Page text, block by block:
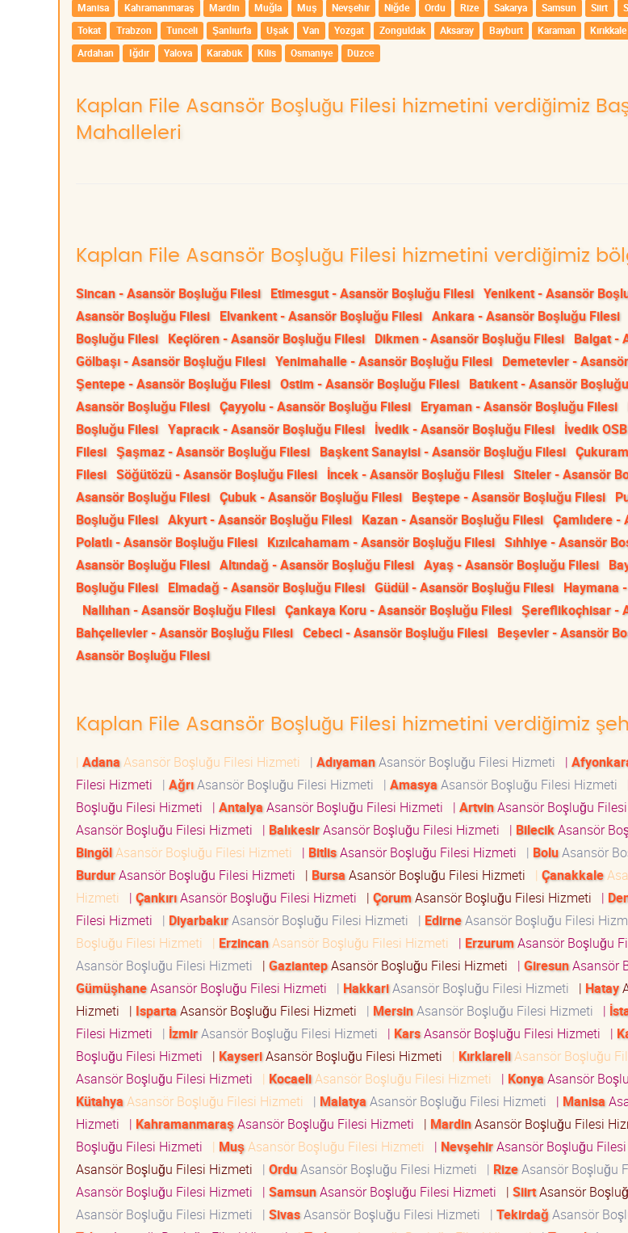
Manisa
Kahramanmaraş Mardin Muğla Muş Nevşehir Niğde Ordu Rize Sakarya Samsun Siirt
Tokat
Trabzon Tunceli Şanlıurfa Uşak Van Yozgat Zonguldak Aksaray Bayburt Karaman Kırıkkale
Ardahan
Iğdır Yalova Karabük Kilis Osmaniye Düzce
Kaplan File Asansör Boşluğu Filesi hizmetini verdiğimiz
Mahalleleri
Kaplan File Asansör Boşluğu Filesi hizmetini verdiğimiz
Sincan - Asansör Boşluğu Filesi Etimesgut - Asansör Boşluğu Filesi Yenikent - Asansör
Asansör Boşluğu Filesi Elvankent - Asansör Boşluğu Filesi Ankara - Asansör Boşluğu Filesi
Boşluğu Filesi Keçiören - Asansör Boşluğu Filesi Dikmen - Asansör Boşluğu Filesi Balgat -
Gölbaşı - Asansör Boşluğu Filesi Yenimahalle - Asansör Boşluğu Filesi Demetevler -
Şentepe - Asansör Boşluğu Filesi Ostim - Asansör Boşluğu Filesi Batıkent - Asansör
Asansör Boşluğu Filesi Çayyolu - Asansör Boşluğu Filesi Eryaman - Asansör Boşluğu Filesi
Boşluğu Filesi Yapracık - Asansör Boşluğu Filesi İvedik - Asansör Boşluğu Filesi İvedik
Filesi Şaşmaz - Asansör Boşluğu Filesi Başkent Sanayisi - Asansör Boşluğu Filesi
Filesi Söğütözü - Asansör Boşluğu Filesi İncek - Asansör Boşluğu Filesi Siteler - Asansör
Asansör Boşluğu Filesi Çubuk - Asansör Boşluğu Filesi Beştepe - Asansör Boşluğu Filesi
Boşluğu Filesi Akyurt - Asansör Boşluğu Filesi Kazan - Asansör Boşluğu Filesi Çamlıdere
Polatlı - Asansör Boşluğu Filesi Kızılcahamam - Asansör Boşluğu Filesi Sıhhiye - Asansör
Asansör Boşluğu Filesi Altındağ - Asansör Boşluğu Filesi Ayaş - Asansör Boşluğu Filesi
Boşluğu Filesi Elmadağ - Asansör Boşluğu Filesi Güdül - Asansör Boşluğu Filesi Haymana
Nallıhan - Asansör Boşluğu Filesi Çankaya Koru - Asansör Boşluğu Filesi Şereflikoçhisar -
Bahçelievler - Asansör Boşluğu Filesi Cebeci - Asansör Boşluğu Filesi Beşevler - Asansör
Asansör Boşluğu Filesi
Kaplan File Asansör Boşluğu Filesi hizmetini verdiğimiz
| AdanaAsansör Boşluğu Filesi Hizmeti | AdıyamanAsansör Boşluğu Filesi Hizmeti |
Filesi Hizmeti
| AğrıAsansör Boşluğu Filesi Hizmeti | AmasyaAsansör Boşluğu Filesi Hizmeti
Boşluğu Filesi Hizmeti
| AntalyaAsansör Boşluğu Filesi Hizmeti | ArtvinAsansör Boşluğu
Asansör Boşluğu Filesi Hizmeti
| BalıkesirAsansör Boşluğu Filesi Hizmeti | BilecikAsansör
BingölAsansör Boşluğu Filesi Hizmeti | BitlisAsansör Boşluğu Filesi Hizmeti | BoluAsansör
BurdurAsansör Boşluğu Filesi Hizmeti | BursaAsansör Boşluğu Filesi Hizmeti | Çanakkale
Hizmeti
| ÇankırıAsansör Boşluğu Filesi Hizmeti | ÇorumAsansör Boşluğu Filesi Hizmeti |
Filesi Hizmeti
| DiyarbakırAsansör Boşluğu Filesi Hizmeti | EdirneAsansör Boşluğu Filesi
Boşluğu Filesi Hizmeti
| ErzincanAsansör Boşluğu Filesi Hizmeti | ErzurumAsansör Boşluğu
Asansör Boşluğu Filesi Hizmeti
| GaziantepAsansör Boşluğu Filesi Hizmeti | GiresunAsansör
GümüşhaneAsansör Boşluğu Filesi Hizmeti | HakkariAsansör Boşluğu Filesi Hizmeti | Hatay
Hizmeti
| IspartaAsansör Boşluğu Filesi Hizmeti | MersinAsansör Boşluğu Filesi Hizmeti |
Filesi Hizmeti
| İzmirAsansör Boşluğu Filesi Hizmeti | KarsAsansör Boşluğu Filesi Hizmeti |
Boşluğu Filesi Hizmeti
| KayseriAsansör Boşluğu Filesi Hizmeti | KırklareliAsansör Boşluğu
Asansör Boşluğu Filesi Hizmeti
| KocaeliAsansör Boşluğu Filesi Hizmeti | KonyaAsansör
KütahyaAsansör Boşluğu Filesi Hizmeti | MalatyaAsansör Boşluğu Filesi Hizmeti | Manisa
Hizmeti
| KahramanmaraşAsansör Boşluğu Filesi Hizmeti | MardinAsansör Boşluğu Filesi
Boşluğu Filesi Hizmeti
| MuşAsansör Boşluğu Filesi Hizmeti | NevşehirAsansör Boşluğu
Asansör Boşluğu Filesi Hizmeti
| OrduAsansör Boşluğu Filesi Hizmeti | RizeAsansör Boşluğu
Asansör Boşluğu Filesi Hizmeti
| SamsunAsansör Boşluğu Filesi Hizmeti | SiirtAsansör
Asansör Boşluğu Filesi Hizmeti
| SivasAsansör Boşluğu Filesi Hizmeti | TekirdağAsansör